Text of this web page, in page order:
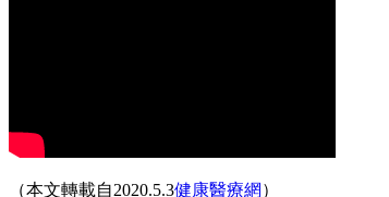
（本文轉載自2020.5.3健康醫療網 ）